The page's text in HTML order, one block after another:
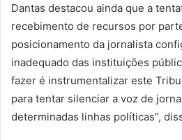
Dantas destacou ainda que a
recebimento de recursos por
posicionamento da jornalista
inadequado das instituições
fazer é instrumentalizar este
para tentar silenciar a voz de
determinadas linhas políticas”,